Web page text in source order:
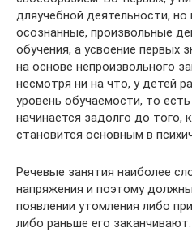
дляучебной деятельности, но
осознанные, произвольные
обучения, а усвоение первых
на основе непроизвольного
несмотря ни на что, у детей
уровень обучаемости, то
начинается задолго до того,
становится основным в
Речевые занятия наиболее
напряжения и поэтому
появлении утомления либо
либо раньше его